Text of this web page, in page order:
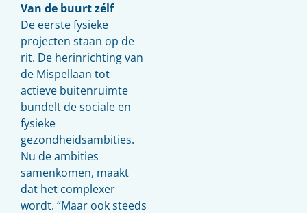
Van de buurt zélf
De eerste fysieke
projecten staan op de
rit. De herinrichting van
de Mispellaan tot
actieve buitenruimte
bundelt de sociale en
fysieke
gezondheidsambities.
Nu de ambities
samenkomen, maakt
dat het complexer
wordt. “Maar ook steeds